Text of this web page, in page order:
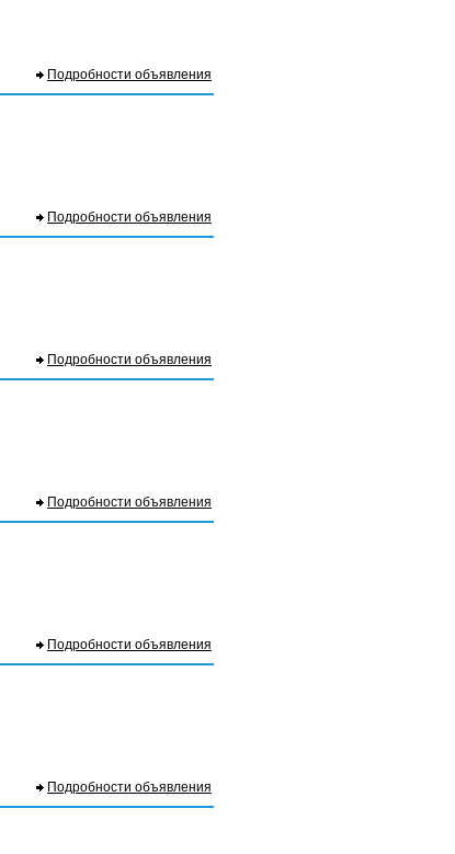
Подробности объявления
Подробности объявления
Подробности объявления
Подробности объявления
Подробности объявления
Подробности объявления